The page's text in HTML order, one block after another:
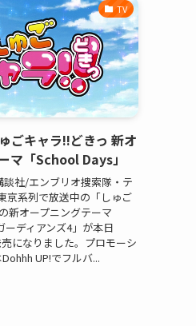
TV
ごキャラ!!どきっ 新オ
マ「School Days」
談社/エンブリオ捜索隊・テ
京系列で放送中の「しゅご
新オープニングテーマ
ーディアンズ4」が本日
になりました。プロモーシ
UP!でフルバ...